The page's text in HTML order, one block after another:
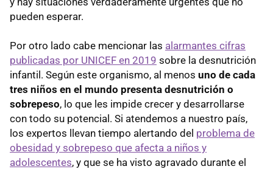
pueden esperar.
Por otro lado cabe mencionar las alarmantes cifras
publicadas por UNICEF en 2019 sobre la desnutrición
infantil. Según este organismo, al menos uno de cada
tres niños en el mundo presenta desnutrición o
sobrepeso, lo que les impide crecer y desarrollarse
con todo su potencial. Si atendemos a nuestro país,
los expertos llevan tiempo alertando del problema de
obesidad y sobrepeso que afecta a niños y
adolescentes, y que se ha visto agravado durante el